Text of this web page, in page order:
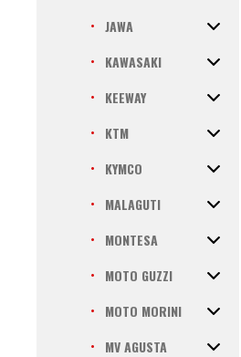
JAWA
KAWASAKI
KEEWAY
KTM
KYMCO
MALAGUTI
MONTESA
MOTO GUZZI
MOTO MORINI
MV AGUSTA